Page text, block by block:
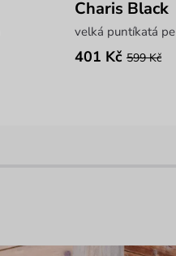
Charis Black
velká puntíkatá
401 Kč 599 Kč